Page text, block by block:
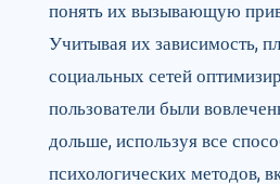
понять их вызывающую
Учитывая их зависимость,
социальных сетей
пользователи были
дольше, используя все
психологических методов,